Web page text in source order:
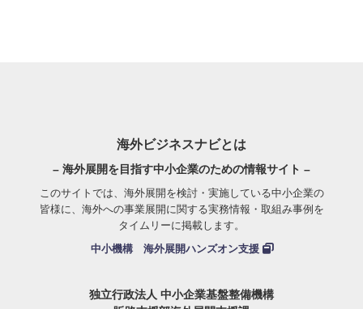
海外ビジネスナビとは
– 海外展開を目指す中小企業のための情報サイト –
このサイトでは、海外展開を検討・実施している中小企業の
皆様に、海外への事業展開に関する実務情報・取組み事例を
タイムリーに掲載します。
中小機構 海外展開ハンズオン支援
独立行政法人 中小企業基盤整備機構